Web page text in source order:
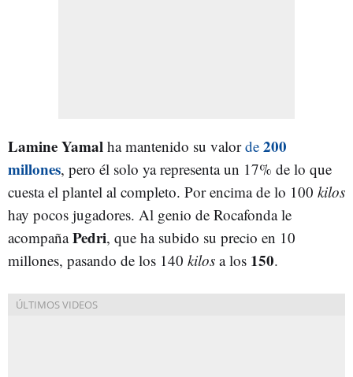
Lamine Yamal ha mantenido su valorde 200
millones, pero él solo ya representa un 17% de lo que
cuesta el plantel al completo. Por encima de lo 100 kilos
hay pocos jugadores. Al genio de Rocafonda le
acompañaPedri, que ha subido su precio en 10
millones, pasando de los 140 kilos a los 150.